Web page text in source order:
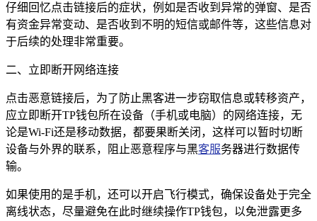
仔细回忆点击链接后的症状，例如是否收到异常的弹窗、是否
有资金异常变动、是否收到不明的短信或邮件等，这些信息对
于后续的处理非常重要。
二、立即断开网络连接
点击恶意链接后，为了防止黑客进一步窃取信息或转移资产，
应立即断开TP钱包所在设备（手机或电脑）的网络连接，无
论是Wi-Fi还是移动数据，都要果断关闭，这样可以暂时切断
设备与外界的联系，阻止恶意程序与黑客服务器进行数据传
输。
如果使用的是手机，还可以开启飞行模式，确保设备处于完全
离线状态，尽量避免在此时继续操作TP钱包，以免泄露更多